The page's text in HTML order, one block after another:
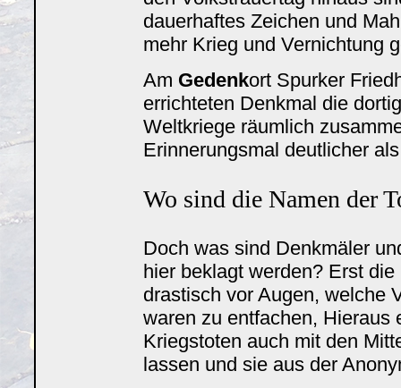
dauerhaftes Zeichen und
mehr Krieg und Vernichtung
Am Gedenkort Spurker
errichteten Denkmal die
Weltkriege räumlich
Erinnerungsmal deutlicher
Wo sind die Namen der
Doch was sind Denkmäler
hier beklagt werden? Erst
drastisch vor Augen, welche
waren zu entfachen, Hieraus
Kriegstoten auch mit den
lassen und sie aus der